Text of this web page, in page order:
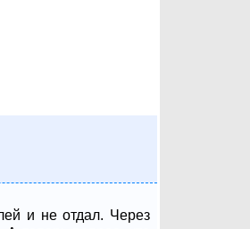
и не отдал. Через